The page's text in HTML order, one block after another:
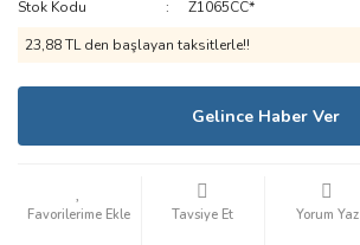
Stok Kodu
Z1065CC*
23,88 TL den başlayan taksitlerle!!
Gelince Haber Ver
Tavsiye Et Yorum Yaz